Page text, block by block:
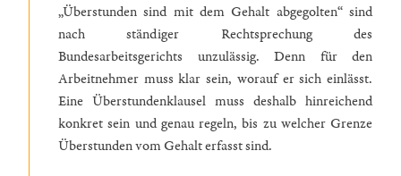
„Überstunden sind mit dem Gehalt abgegolten“ sind
nach ständiger Rechtsprechung des
Bundesarbeitsgerichts unzulässig. Denn für den
Arbeitnehmer muss klar sein, worauf er sich einlässt.
Eine Überstundenklausel muss deshalb hinreichend
konkret sein und genau regeln, bis zu welcher Grenze
Überstunden vom Gehalt erfasst sind.